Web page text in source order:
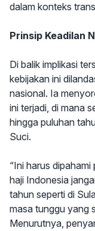
dalam konteks
Prinsip Keadilan
Di balik implikasi
kebijakan ini
nasional. Ia
ini terjadi, di mana
hingga puluhan
Suci.
“Ini harus
haji Indonesia
tahun seperti di
masa tunggu yang
Menurutnya,